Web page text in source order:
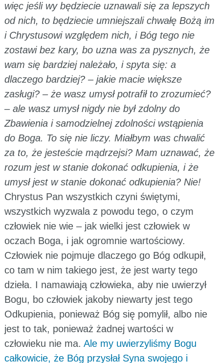
więc jeśli wy będziecie uznawali się za lepszych
od nich, to będziecie umniejszali chwałę Bożą im
i Chrystusowi względem nich, i Bóg tego nie
zostawi bez kary, bo uzna was za pysznych, że
wam się bardziej należało, i spyta się: a
dlaczego bardziej? – jakie macie większe
zasługi? – że wasz umysł potrafił to zrozumieć?
– ale wasz umysł nigdy nie był zdolny do
Zbawienia i samodzielnej zdolności wstąpienia
do Boga. To się nie liczy. Miałbym was chwalić
za to, że jesteście mądrzejsi? Mam uznawać, że
rozum jest w stanie dokonać odkupienia, i że
umysł jest w stanie dokonać odkupienia? Nie!
Chrystus Pan wszystkich czyni świętymi,
wszystkich wyzwala z powodu tego, o czym
człowiek nie wie – jak wielki jest człowiek w
oczach Boga, i jak ogromnie wartościowy.
Człowiek nie pojmuje dlaczego go Bóg odkupił,
co tam w nim takiego jest, że jest warty tego
dzieła. I namawiają człowieka, aby nie uwierzył
Bogu, bo człowiek jakoby niewarty jest tego
Odkupienia, ponieważ Bóg się pomylił, albo nie
jest to tak, ponieważ żadnej wartości w
człowieku nie ma. Ale my uwierzyliśmy Bogu
całkowicie, że Bóg przysłał Syna swojego i